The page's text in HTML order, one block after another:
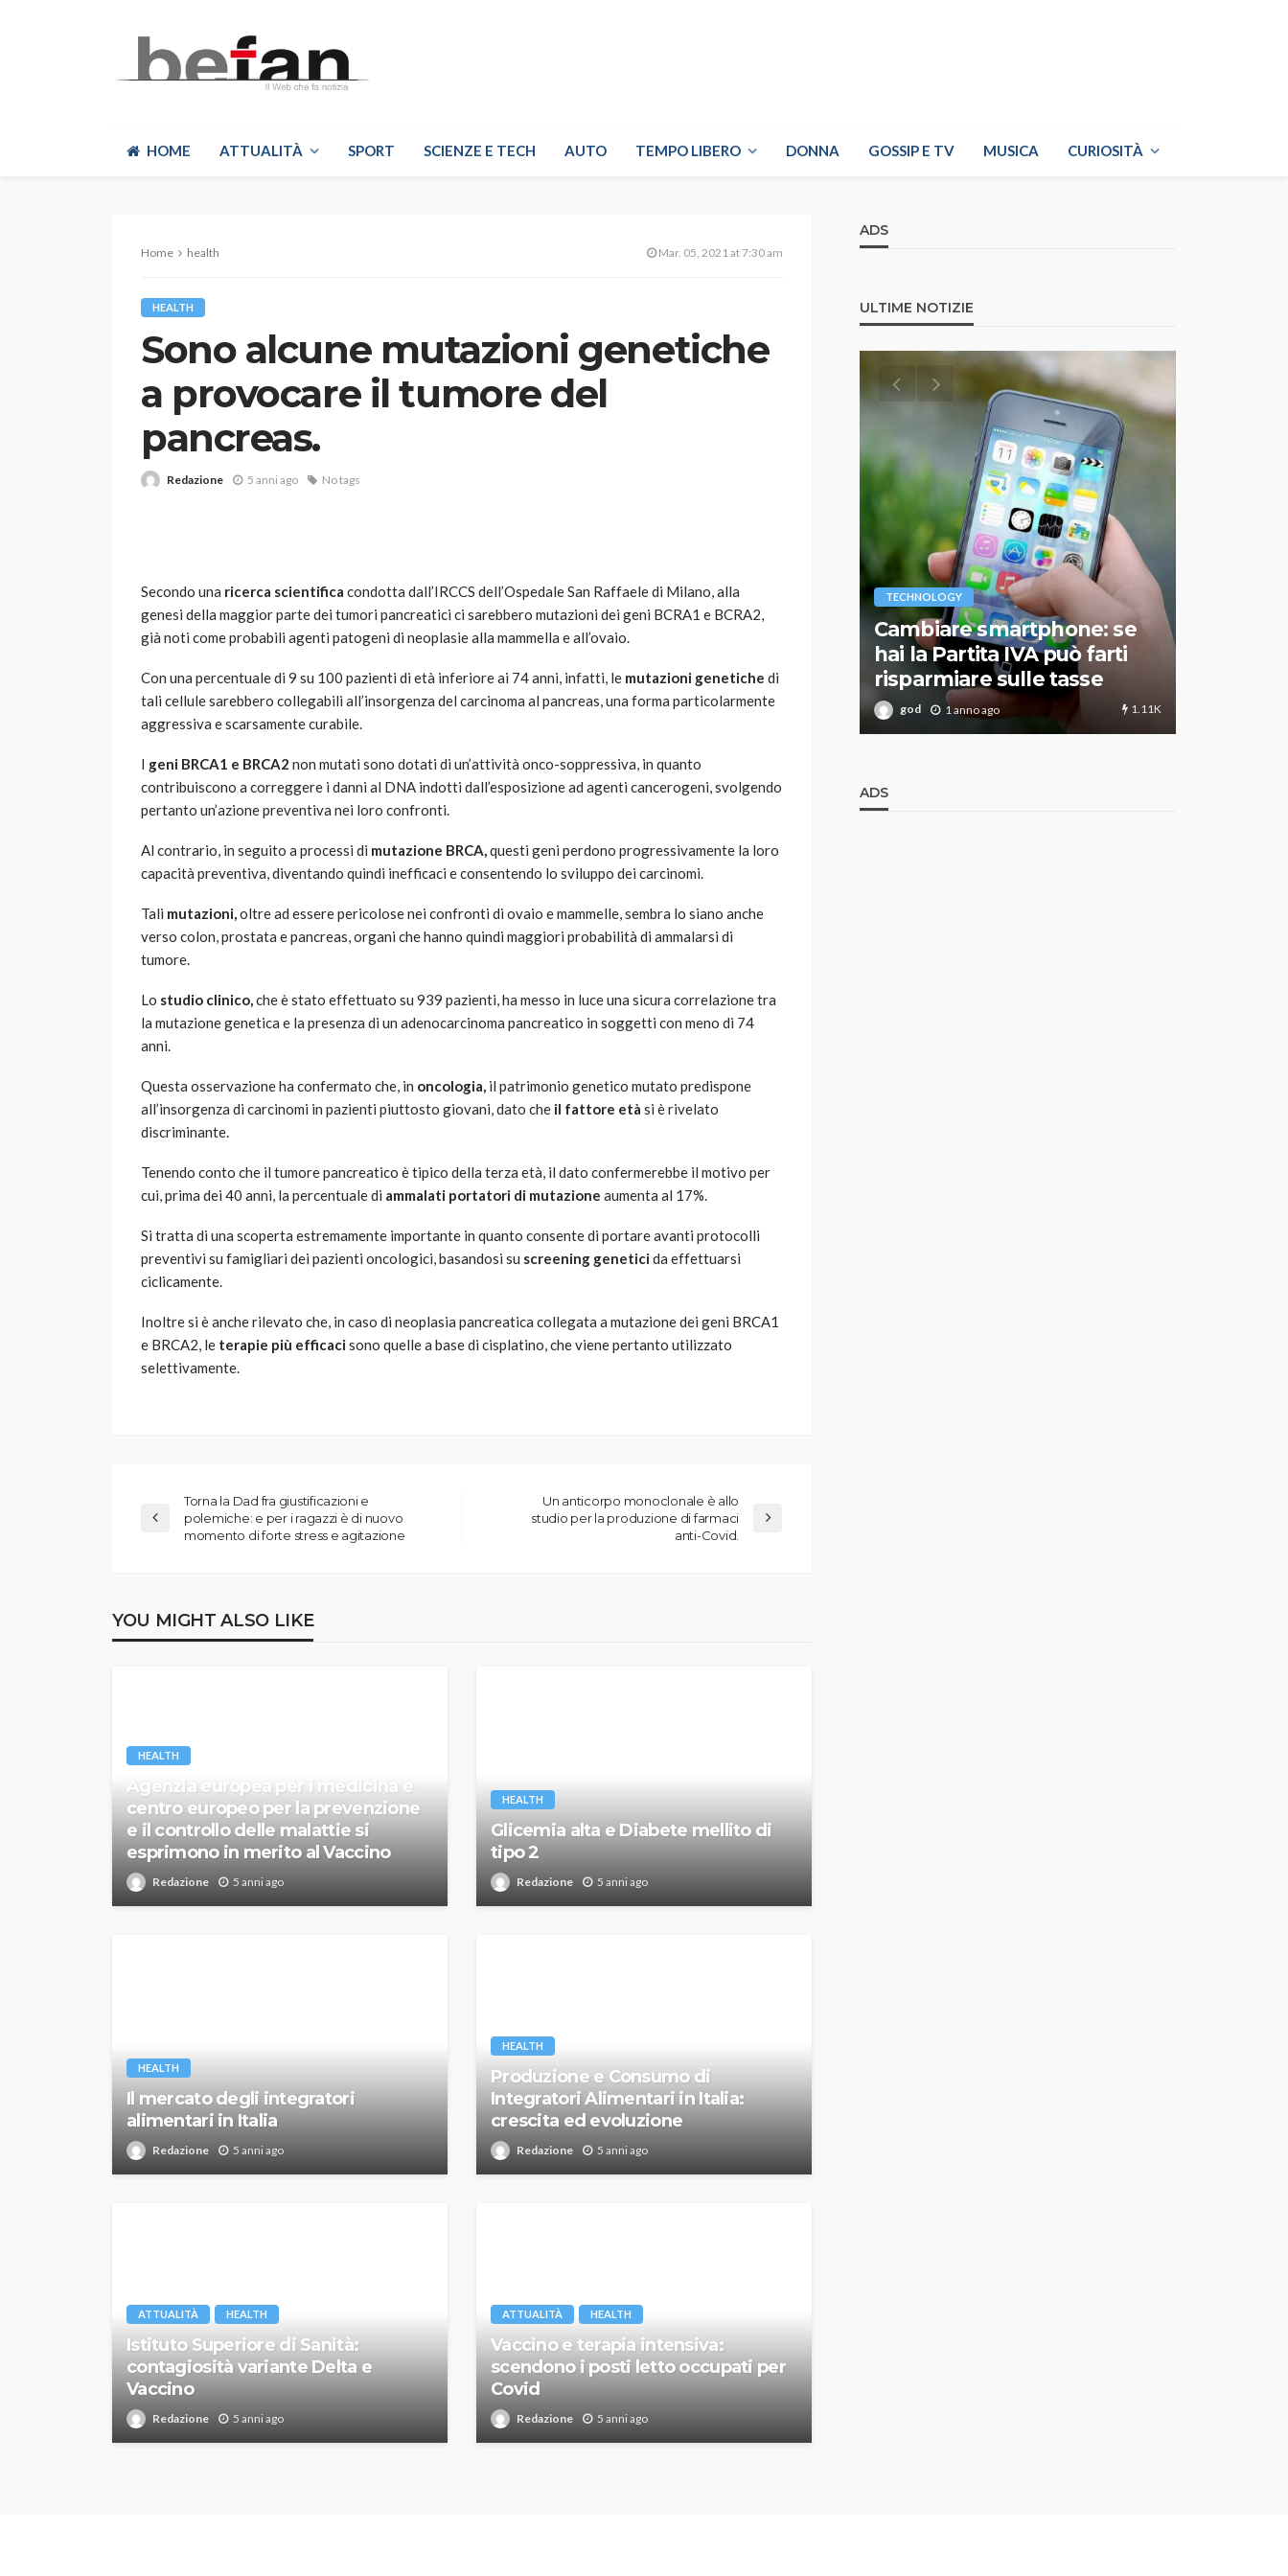
HOME ATTUALITÀ SPORT SCIENZE E TECH AUTO TEMPO LIBERO DONNA GOSSIP E TV MUSICA CURIOSITÀ
Home health Mar. 05, 2021 at 7:30 am
HEALTH
Sono alcune mutazioni genetiche
a provocare il tumore del
pancreas.
Redazione 5 anni ago No tags
Secondo una ricerca scientifica condotta dall’IRCCS dell’Ospedale San Raffaele di Milano, alla
genesi della maggior parte dei tumori pancreatici ci sarebbero mutazioni dei geni BCRA1 e BCRA2,
già noti come probabili agenti patogeni di neoplasie alla mammella e all’ovaio.
Con una percentuale di 9 su 100 pazienti di età inferiore ai 74 anni, infatti, le mutazioni genetiche di
tali cellule sarebbero collegabili all’insorgenza del carcinoma al pancreas, una forma particolarmente
aggressiva e scarsamente curabile.
I geni BRCA1 e BRCA2 non mutati sono dotati di un’attività onco-soppressiva, in quanto
contribuiscono a correggere i danni al DNA indotti dall’esposizione ad agenti cancerogeni, svolgendo
pertanto un’azione preventiva nei loro confronti.
Al contrario, in seguito a processi di mutazione BRCA,questi geni perdono progressivamente la loro
capacità preventiva, diventando quindi inefficaci e consentendo lo sviluppo dei carcinomi.
Tali mutazioni,oltre ad essere pericolose nei confronti di ovaio e mammelle, sembra lo siano anche
verso colon, prostata e pancreas, organi che hanno quindi maggiori probabilità di ammalarsi di
tumore.
Lo studio clinico,che è stato effettuato su 939 pazienti, ha messo in luce una sicura correlazione tra
la mutazione genetica e la presenza di un adenocarcinoma pancreatico in soggetti con meno di 74
anni.
Questa osservazione ha confermato che, in oncologia, il patrimonio genetico mutato predispone
all’insorgenza di carcinomi in pazienti piuttosto giovani, dato che il fattore età si è rivelato
discriminante.
Tenendo conto che il tumore pancreatico è tipico della terza età, il dato confermerebbe il motivo per
cui, prima dei 40 anni, la percentuale di ammalati portatori di mutazione aumenta al 17%.
Si tratta di una scoperta estremamente importante in quanto consente di portare avanti protocolli
preventivi su famigliari dei pazienti oncologici, basandosi su screening geneticida effettuarsi
ciclicamente.
Inoltre si è anche rilevato che, in caso di neoplasia pancreatica collegata a mutazione dei geni BRCA1
e BRCA2, le terapie più efficacisono quelle a base di cisplatino, che viene pertanto utilizzato
selettivamente.
Torna la Dad fra giustificazioni e
polemiche: e per i ragazzi è di nuovo
momento di forte stress e agitazione
Un anticorpo monoclonale è allo
studio per la produzione di farmaci
anti-Covid.
YOU MIGHT ALSO LIKE
HEALTH
Agenzia europea per i medicina e
centro europeo per la prevenzione
e il controllo delle malattie si
esprimono in merito al Vaccino
Redazione 5 anni ago
HEALTH
Glicemia alta e Diabete mellito di
tipo 2
Redazione 5 anni ago
HEALTH
Il mercato degli integratori
alimentari in Italia
Redazione 5 anni ago
HEALTH
Produzione e Consumo di
Integratori Alimentari in Italia:
crescita ed evoluzione
Redazione 5 anni ago
ATTUALITÀ HEALTH
Istituto Superiore di Sanità:
contagiosità variante Delta e
Vaccino
Redazione 5 anni ago
ATTUALITÀ HEALTH
Vaccino e terapia intensiva:
scendono i posti letto occupati per
Covid
Redazione 5 anni ago
ADS
ULTIME NOTIZIE
VARIE
Robot tagliaerba: quale
scegliere per il tuo prato
god 1 anno ago 792
Davis: tennis mondiale e
passione per
abbracciano la stessa causa
god 9 mesi ago
TECHNOLOGY
Cambiare smartphone: se
hai la Partita IVA può farti
risparmiare sulle tasse
god 1 anno ago 1.11K
ADS